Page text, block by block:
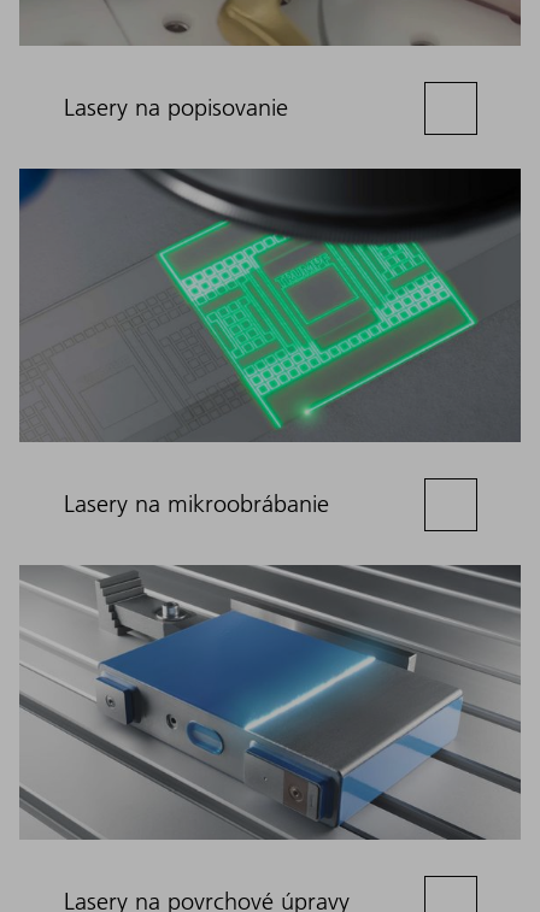
Lasery na popisovanie
Lasery na mikroobrábanie
Lasery na povrchové úpravy